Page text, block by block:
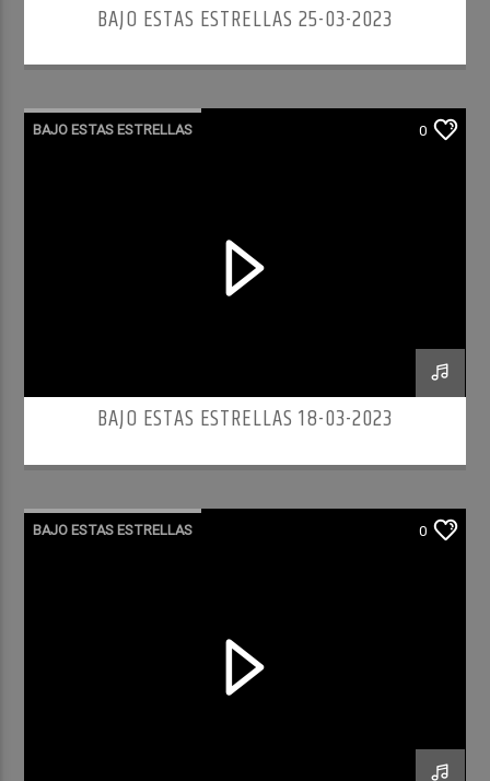
BAJO ESTAS ESTRELLAS 25-03-2023
BAJO ESTAS ESTRELLAS 0
BAJO ESTAS ESTRELLAS 18-03-2023
BAJO ESTAS ESTRELLAS 0